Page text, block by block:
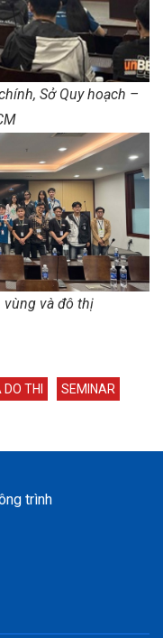
Sở Quy hoạch –
vùng và đô thị
THI SEMINAR
trình